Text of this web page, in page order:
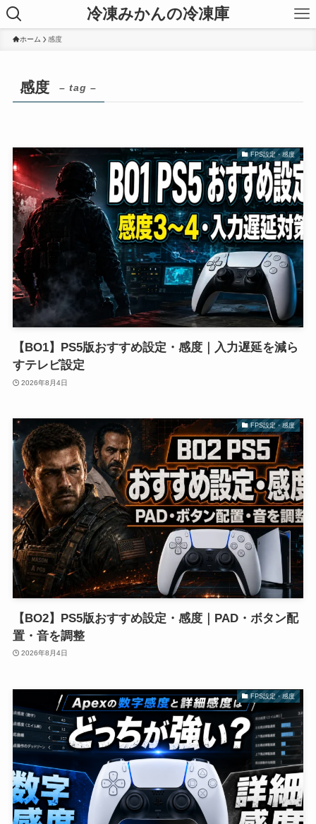
冷凍みかんの冷凍庫
ホーム 感度
感度 – tag –
FPS設定・感度
【BO1】PS5版おすすめ設定・感度｜入力遅延を減ら
すテレビ設定
2026年8月4日
FPS設定・感度
【BO2】PS5版おすすめ設定・感度｜PAD・ボタン配
置・音を調整
2026年8月4日
FPS設定・感度